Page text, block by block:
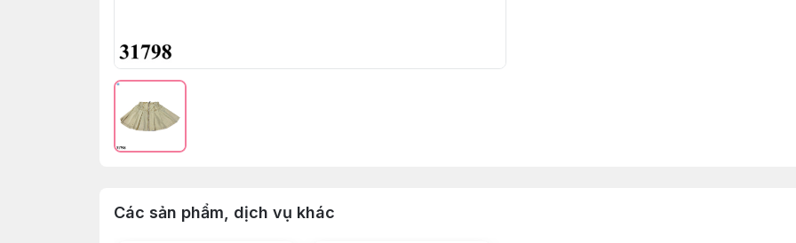
Các sản phẩm, dịch vụ khác